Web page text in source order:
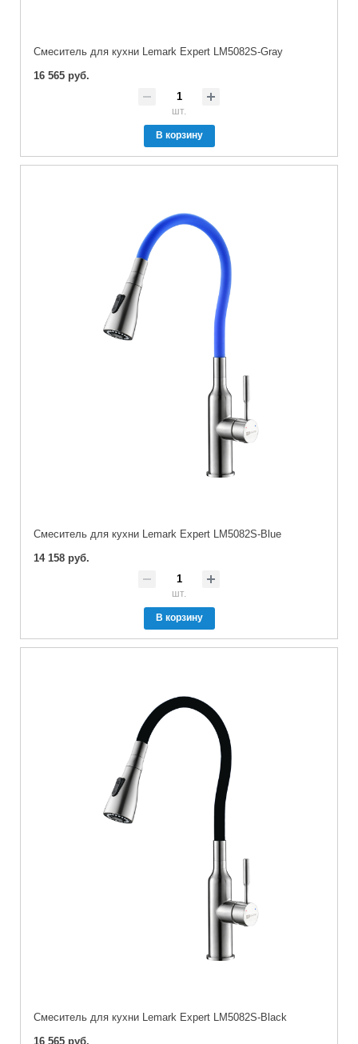
Cмеситель для кухни Lemark Expert LM5082S-Gray
16 565 руб.
шт.
В корзину
Cмеситель для кухни Lemark Expert LM5082S-Blue
14 158 руб.
шт.
В корзину
Cмеситель для кухни Lemark Expert LM5082S-Black
16 565 руб.